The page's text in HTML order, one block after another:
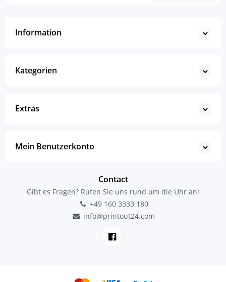
Information
Kategorien
Extras
Mein Benutzerkonto
Contact
Gibt es Fragen? Rufen Sie uns rund um die Uhr an!
+49 160 3333 180
info@printout24.com